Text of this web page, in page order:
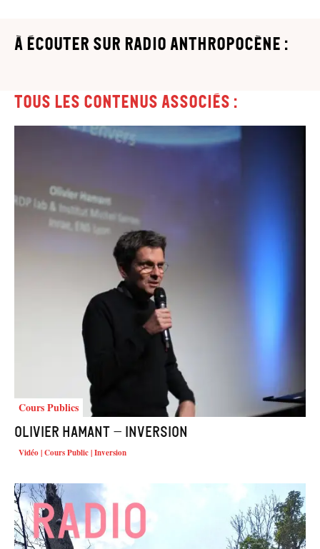
à écouter sur Radio Anthropocène :
Tous les contenus associés :
Cours Publics
Olivier HAMANT – Inversion
Vidéo | Cours Public | Inversion